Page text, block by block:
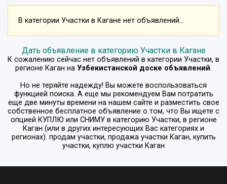
В категории Участки в Кагане нет объявлений...
Дать объявление в категорию Участки в Кагане
К сожалению сейчас нет объявлений в категории Участки, в
регионе Каган на Узбекистанской доске объявлений.
Но не теряйте надежду! Вы можете воспользоваться
функцией поиска. А еще мы рекомендуем Вам потратить
еще две минуты времени на нашем сайте и разместить свое
собственное бесплатное объявление о том, что Вы ищете с
опцией КУПЛЮ или СНИМУв категорию Участки, в регионе
Каган (или в других интересующих Вас категориях и
регионах). продам участки, продажа участки Каган, купить
участки, куплю участки Каган